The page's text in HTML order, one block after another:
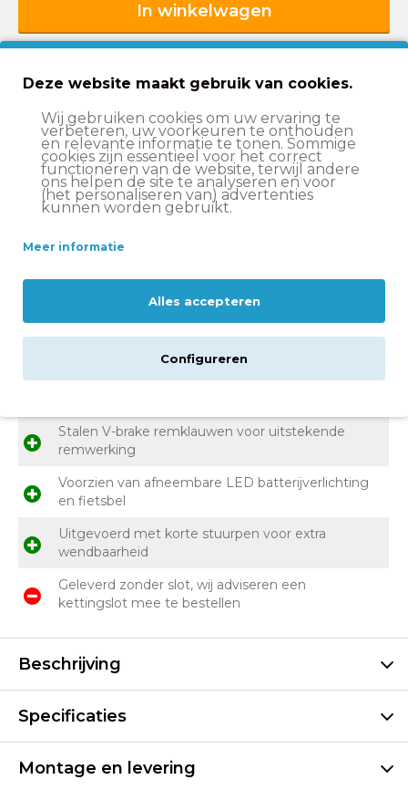
In winkelwagen
Op werkdagen voor 15:00 uur besteld
, volgende
werkdag in huis*
Advies nodig?Vraag het onze klantenservice!
Ruim aanbod fietsenvoor jong en oud!
2 jaar garantieop onze producten
Veelzijdige kinder mountainbike, ook inzetbaar als
Shimano Gripshift draaiknop
Stalen V-brake remklauwen voor uitstekende
remwerking
Voorzien van afneembare LED batterijverlichting
en fietsbel
Uitgevoerd met korte stuurpen voor extra
wendbaarheid
Geleverd zonder slot, wij adviseren een
kettingslot mee te bestellen
Beschrijving
Specificaties
Montage en levering
Deze website maakt gebruik van cookies.
Wij gebruiken cookies om uw ervaring te
verbeteren, uw voorkeuren te onthouden
en relevante informatie te tonen. Sommige
cookies zijn essentieel voor het correct
functioneren van de website, terwijl andere
ons helpen de site te analyseren en voor
(het personaliseren van) advertenties
kunnen worden gebruikt.
Meer informatie
Alles accepteren
Configureren